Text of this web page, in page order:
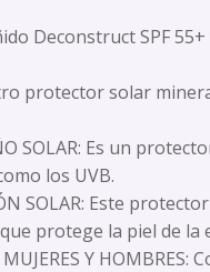
Deconstruct SPF
protector solar
SOLAR: Es un
los UVB.
SOLAR: Este
protege la piel de la
MUJERES Y